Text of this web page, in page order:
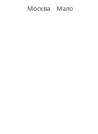
Москва
Мало